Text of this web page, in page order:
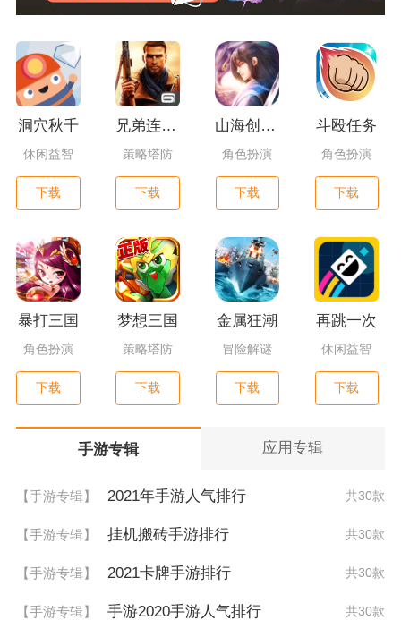
洞穴秋千
休闲益智
下载
兄弟连3：战争之子
策略塔防
下载
山海创世录一剑天逆
角色扮演
下载
斗殴任务
角色扮演
下载
暴打三国
角色扮演
下载
梦想三国
策略塔防
下载
金属狂潮
冒险解谜
下载
再跳一次
休闲益智
下载
手游专辑 应用专辑
【手游专辑】 2021年手游人气排行 共30款
【手游专辑】 挂机搬砖手游排行 共30款
【手游专辑】 2021卡牌手游排行 共30款
【手游专辑】 手游2020手游人气排行 共30款